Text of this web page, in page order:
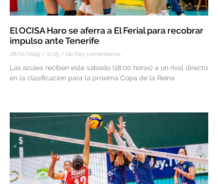
El OCISA Haro se aferra a El Ferial para recobrar
impulso ante Tenerife
28/11/2025 11:05 No hay comentarios
Las azules reciben este sábado (18:00 horas) a un rival directo
en la clasificación para la próxima Copa de la Reina